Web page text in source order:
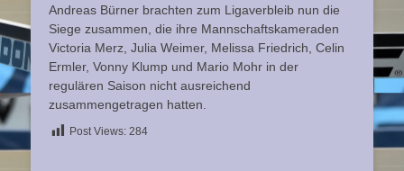
Andreas Bürner brachten zum Ligaverbleib nun die
Siege zusammen, die ihre Mannschaftskameraden
Victoria Merz, Julia Weimer, Melissa Friedrich, Celin
Ermler, Vonny Klump und Mario Mohr in der
regulären Saison nicht ausreichend
zusammengetragen hatten.
Post Views: 284